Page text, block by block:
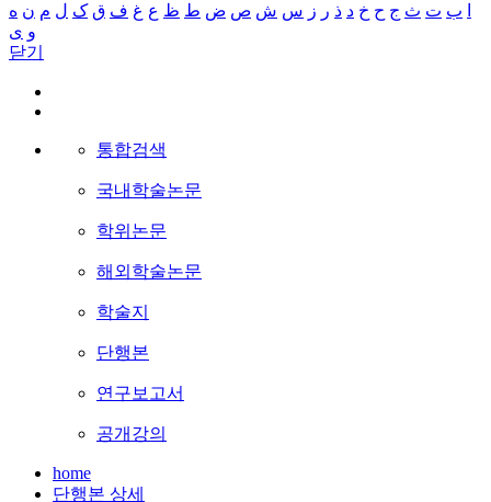
ب ت ث ج ح خ د ذ ر ز س ش ص ض ط ظ ع غ ف ق ک ل م ن ه
و ی
닫기
통합검색
국내학술논문
학위논문
해외학술논문
학술지
단행본
연구보고서
공개강의
home
단행본 상세